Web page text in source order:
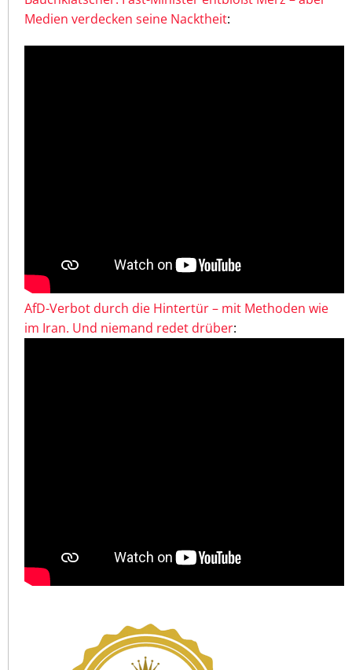
Medien verdecken seine Nacktheit:
AfD-Verbot durch die Hintertür – mit Methoden wie
im Iran. Und niemand redet drüber: